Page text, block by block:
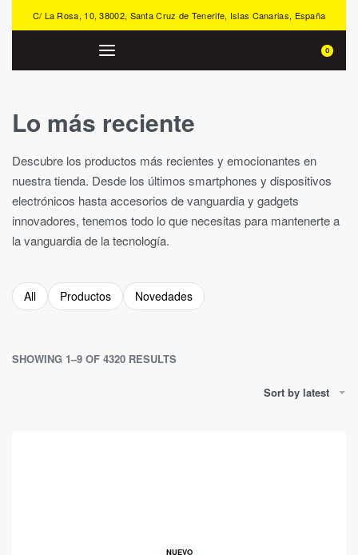
C/ La Rosa, 10, 38002, Santa Cruz de Tenerife, Islas Canarias, España
0
Lo más reciente
Descubre los productos más recientes y emocionantes en
nuestra tienda. Desde los últimos smartphones y dispositivos
electrónicos hasta accesorios de vanguardia y gadgets
innovadores, tenemos todo lo que necesitas para mantenerte a
la vanguardia de la tecnología.
All Productos Novedades
SHOWING 1–9 OF 4320 RESULTS
Sort by latest
NUEVO